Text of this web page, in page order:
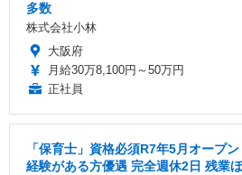
多数
株式会社小林
大阪府
月給30万8,100円～50万円
正社員
「保育士」資格必須R7年5月オープ
経験がある方優遇 完全週休2日 残業